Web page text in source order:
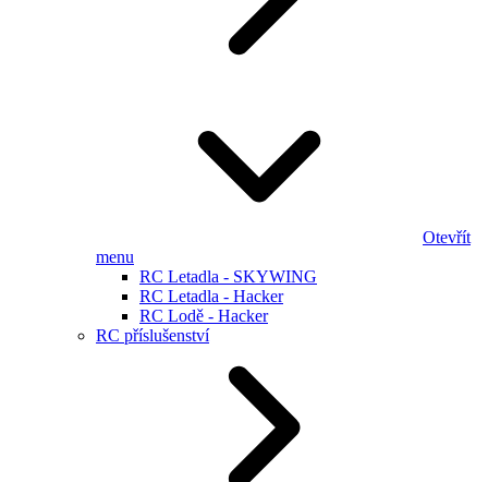
Otevřít
menu
RC Letadla - SKYWING
RC Letadla - Hacker
RC Lodě - Hacker
RC příslušenství